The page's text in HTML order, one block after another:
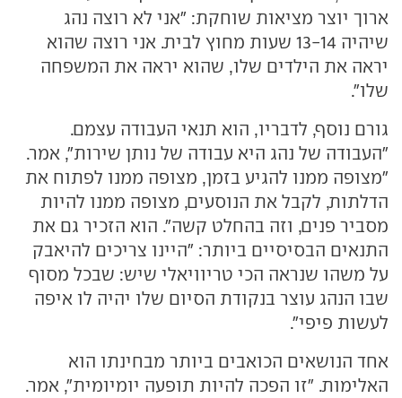
ארוך יוצר מציאות שוחקת: "אני לא רוצה נהג
שיהיה 13-14 שעות מחוץ לבית. אני רוצה שהוא
יראה את הילדים שלו, שהוא יראה את המשפחה
שלו".
גורם נוסף, לדבריו, הוא תנאי העבודה עצמם.
"העבודה של נהג היא עבודה של נותן שירות", אמר.
"מצופה ממנו להגיע בזמן, מצופה ממנו לפתוח את
הדלתות, לקבל את הנוסעים, מצופה ממנו להיות
מסביר פנים, וזה בהחלט קשה". הוא הזכיר גם את
התנאים הבסיסיים ביותר: "היינו צריכים להיאבק
על משהו שנראה הכי טריוויאלי שיש: שבכל מסוף
שבו הנהג עוצר בנקודת הסיום שלו יהיה לו איפה
לעשות פיפי".
אחד הנושאים הכואבים ביותר מבחינתו הוא
האלימות. "זו הפכה להיות תופעה יומיומית", אמר.